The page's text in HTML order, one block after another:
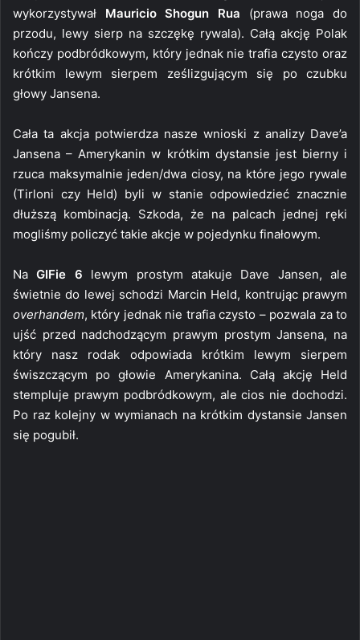
wykorzystywał Mauricio Shogun Rua (prawa noga do
przodu, lewy sierp na szczękę rywala). Całą akcję Polak
kończy podbródkowym, który jednak nie trafia czysto oraz
krótkim lewym sierpem ześlizgującym się po czubku
głowy Jansena.
Cała ta akcja potwierdza nasze wnioski z analizy Dave’a
Jansena – Amerykanin w krótkim dystansie jest bierny i
rzuca maksymalnie jeden/dwa ciosy, na które jego rywale
(Tirloni czy Held) byli w stanie odpowiedzieć znacznie
dłuższą kombinacją. Szkoda, że na palcach jednej ręki
mogliśmy policzyć takie akcje w pojedynku finałowym.
NaGIFie 6 lewym prostym atakuje Dave Jansen, ale
świetnie do lewej schodzi Marcin Held, kontrując prawym
overhandem, który jednak nie trafia czysto – pozwala za to
ujść przed nadchodzącym prawym prostym Jansena, na
który nasz rodak odpowiada krótkim lewym sierpem
świszczącym po głowie Amerykanina. Całą akcję Held
stempluje prawym podbródkowym, ale cios nie dochodzi.
Po raz kolejny w wymianach na krótkim dystansie Jansen
się pogubił.